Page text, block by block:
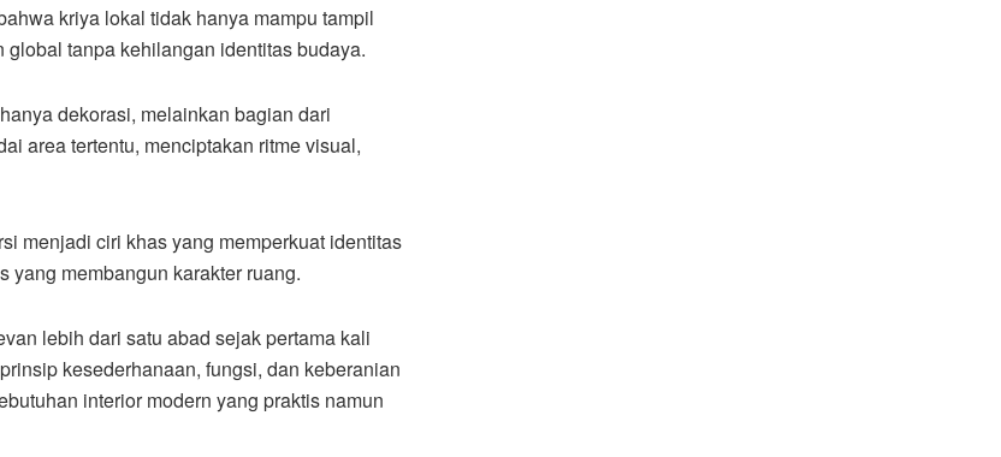
kriya lokal tidak hanya mampu tampil
tanpa kehilangan identitas budaya.
dekorasi, melainkan bagian dari
area tertentu, menciptakan ritme visual,
menjadi ciri khas yang memperkuat identitas
yang membangun karakter ruang.
lebih dari satu abad sejak pertama kali
kesederhanaan, fungsi, dan keberanian
interior modern yang praktis namun